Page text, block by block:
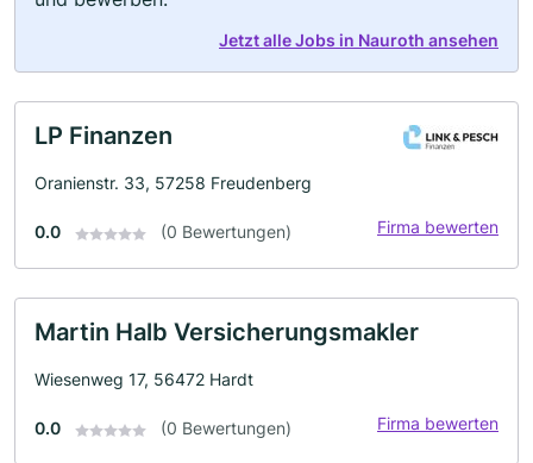
Jetzt alle Jobs in Nauroth ansehen
LP Finanzen
Oranienstr. 33, 57258 Freudenberg
0.0 (0 Bewertungen) Firma bewerten
Martin Halb Versicherungsmakler
Wiesenweg 17, 56472 Hardt
0.0 (0 Bewertungen) Firma bewerten